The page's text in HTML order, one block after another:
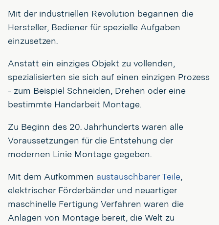
Mit der industriellen Revolution begannen die
Hersteller, Bediener für spezielle Aufgaben
einzusetzen.
Anstatt ein einziges Objekt zu vollenden,
spezialisierten sie sich auf einen einzigen Prozess
- zum Beispiel Schneiden, Drehen oder eine
bestimmte Handarbeit Montage.
Zu Beginn des 20. Jahrhunderts waren alle
Voraussetzungen für die Entstehung der
modernen Linie Montage gegeben.
Mit dem Aufkommen austauschbarer Teile,
elektrischer Förderbänder und neuartiger
maschinelle Fertigung Verfahren waren die
Anlagen von Montage bereit, die Welt zu